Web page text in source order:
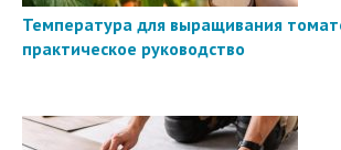
Температура для выращивания
практическое руководство